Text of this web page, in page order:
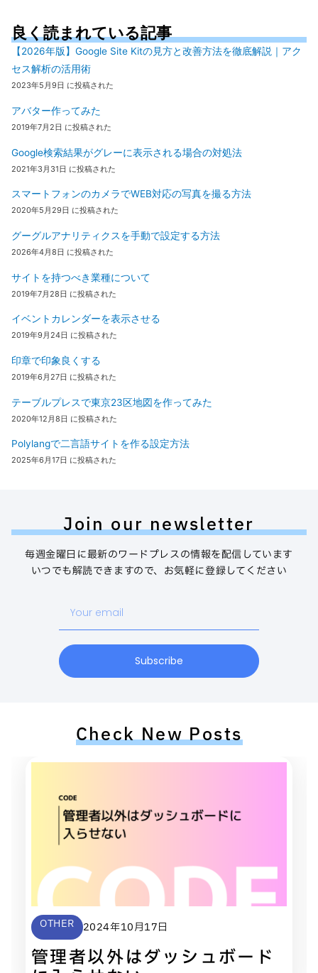
良く読まれている記事
【2026年版】Google Site Kitの見方と改善方法を徹底解説｜アク
セス解析の活用術
2023年5月9日 に投稿された
アバター作ってみた
2019年7月2日 に投稿された
Google検索結果がグレーに表示される場合の対処法
2021年3月31日 に投稿された
スマートフォンのカメラでWEB対応の写真を撮る方法
2020年5月29日 に投稿された
グーグルアナリティクスを手動で設定する方法
2026年4月8日 に投稿された
サイトを持つべき業種について
2019年7月28日 に投稿された
イベントカレンダーを表示させる
2019年9月24日 に投稿された
印章で印象良くする
2019年6月27日 に投稿された
テーブルプレスで東京23区地図を作ってみた
2020年12月8日 に投稿された
Polylangで二言語サイトを作る設定方法
2025年6月17日 に投稿された
Join our newsletter
毎週金曜日に最新のワードプレスの情報を配信しています
いつでも解読できますので、お気軽に登録してください
email
Subscribe
Check New Posts
OTHER 2024年10月17日
管理者以外はダッシュボード